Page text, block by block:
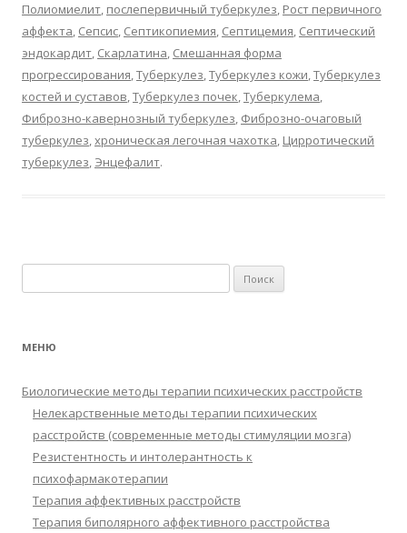
Полиомиелит, послепервичный туберкулез, Рост первичного
аффекта, Сепсис, Септикопиемия, Септицемия, Септический
эндокардит, Скарлатина, Смешанная форма
прогрессирования,Туберкулез,Туберкулез кожи,Туберкулез
костей и суставов,Туберкулез почек,Туберкулема,
Фиброзно-кавернозный туберкулез, Фиброзно-очаговый
туберкулез,хроническая легочная чахотка, Цирротический
туберкулез, Энцефалит.
МЕНЮ
Биологические методы терапии психических расстройств
Нелекарственные методы терапии психических
расстройств (современные методы стимуляции мозга)
Резистентность и интолерантность к
психофармакотерапии
Терапия аффективных расстройств
Терапия биполярного аффективного расстройства